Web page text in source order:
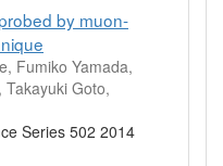
by muon-
Fumiko Yamada,
Takayuki Goto,
Series 502 2014